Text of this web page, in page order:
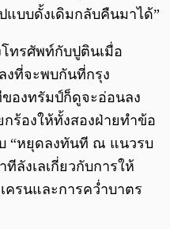
แบบดั้งเดิมกลับคืนมาได้”
ทรศัพท์กับปูตินเมื่อ
งที่จะพบกันที่กรุง
ของทรัมป์ก็ดูจะอ่อนลง
กร้องให้ทั้งสองฝ่ายทำข้อ
“หยุดลงทันที ณ แนวรบ
ลังเลเกี่ยวกับการให้
ครนและการคว่ำบาตร